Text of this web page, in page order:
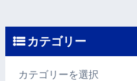
カテゴリー